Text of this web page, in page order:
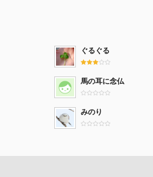
ぐるぐる
馬の耳に念仏
みのり